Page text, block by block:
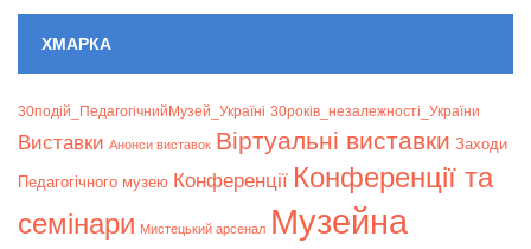
ХМАРКА
30подій_ПедагогічнийМузей_Україні 30років_незалежності_України
Bиставки Анонси виставок Віртуальні виставки Заходи
Педагогічного музею Конференції Конференції та
семінари Мистецький арсенал Музейна